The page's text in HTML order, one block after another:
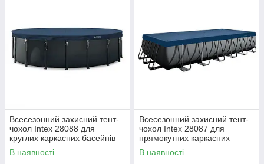
Всесезонний захисний тент-
чохол Intex 28088 для
круглих каркасних басейнів
610 см
В наявності
Всесезонний захисний тент-
чохол Intex 28087 для
прямокутних каркасних
басейнів 732х366 см
В наявності